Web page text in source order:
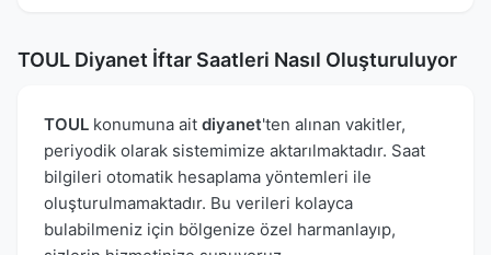
TOUL Diyanet İftar Saatleri Nasıl Oluşturuluyor
TOUL konumuna ait diyanet'ten alınan vakitler,
periyodik olarak sistemimize aktarılmaktadır. Saat
bilgileri otomatik hesaplama yöntemleri ile
oluşturulmamaktadır. Bu verileri kolayca
bulabilmeniz için bölgenize özel harmanlayıp,